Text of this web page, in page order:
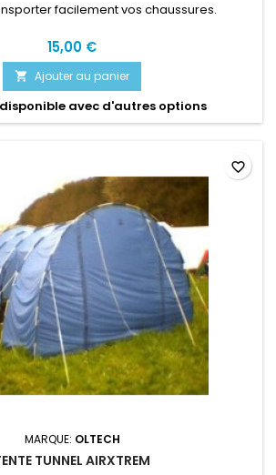
facilement vos chaussures.
15,00 €
 Ajouter au panier
avec d'autres options
MARQUE: OLTECH
TUNNEL AIRXTREM
favorite_border